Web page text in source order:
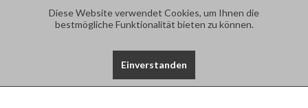
Diese Website verwendet Cookies, um Ihnen die
bestmögliche Funktionalität bieten zu können.
Einverstanden